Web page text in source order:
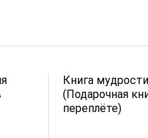
Книга
(Подарочная
переплёте)